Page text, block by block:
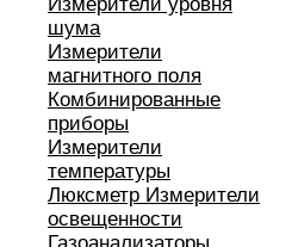
шума
Измерители
магнитного поля
Комбинированные
приборы
Измерители
температуры
Люксметр Измерители
освещенности